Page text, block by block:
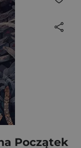
Początek